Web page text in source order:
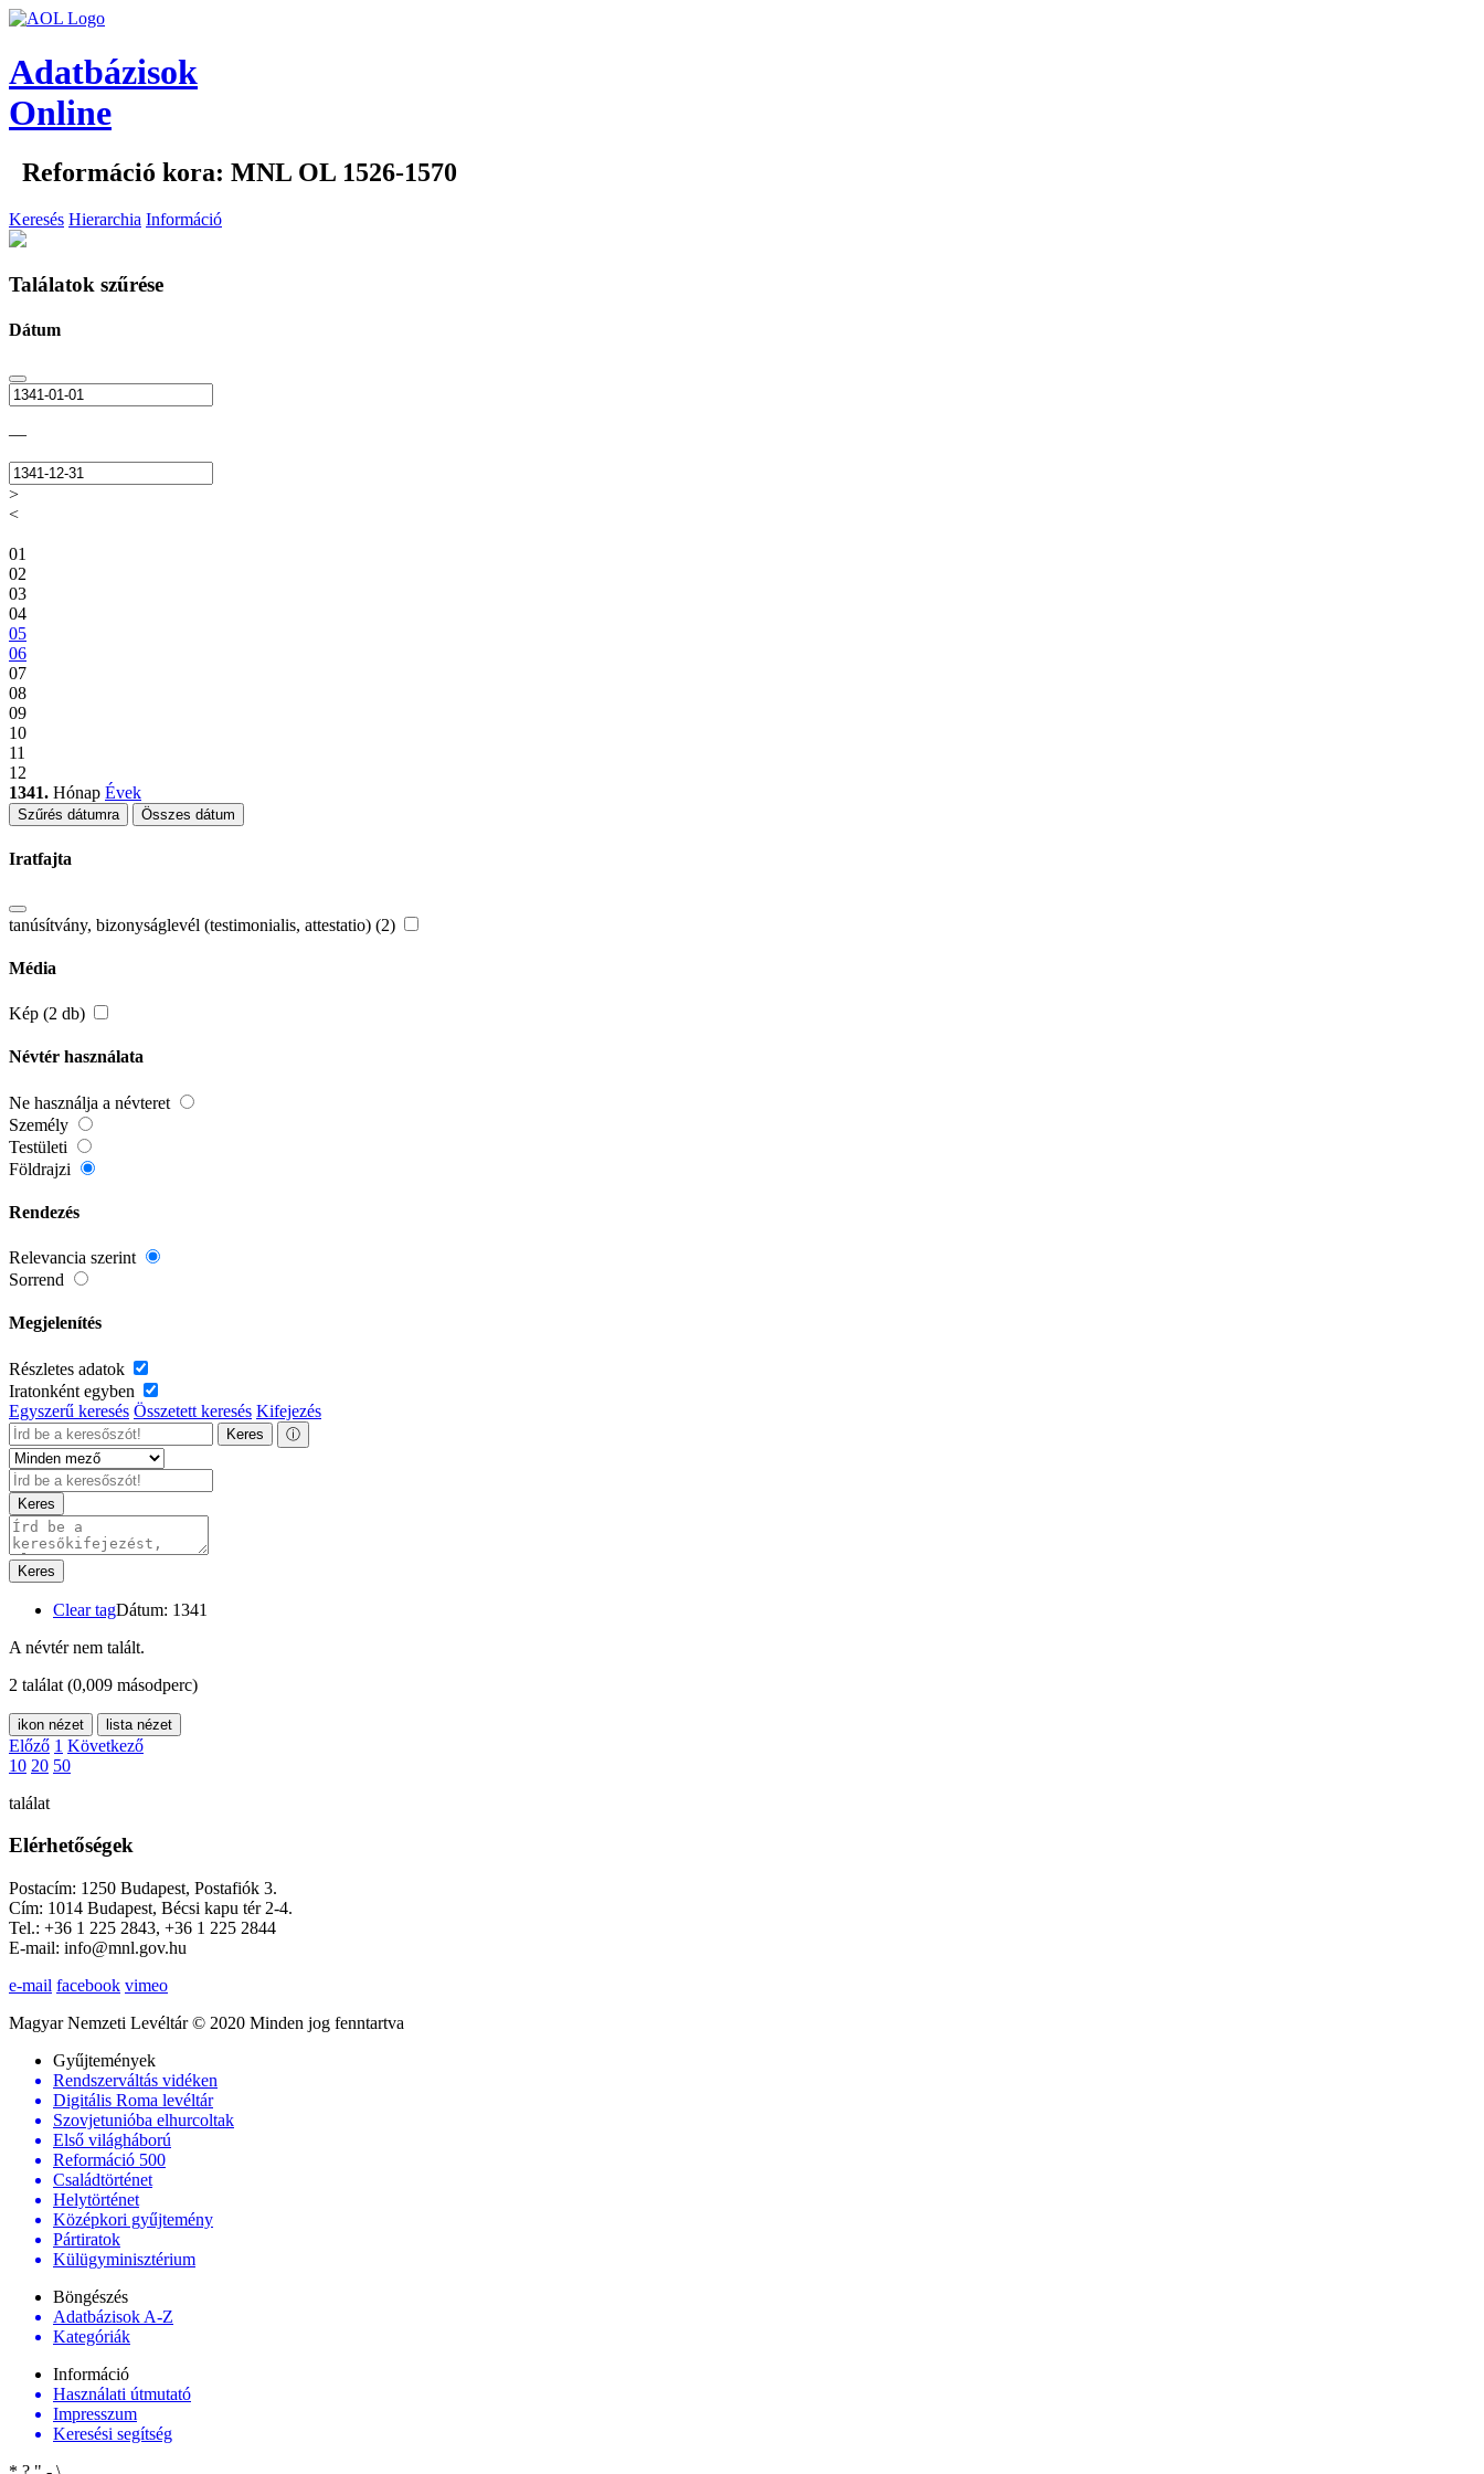
Adatbázisok
Online
Reformáció kora: MNL OL 1526-1570
Keresés Hierarchia Információ
Találatok szűrése
Dátum
—
>
<
01
02
03
04
05
06
07
08
09
10
11
12
1341. Hónap Évek
Szűrés dátumra Összes dátum
Iratfajta
tanúsítvány, bizonyságlevél (testimonialis, attestatio) (2)
Média
Kép (2 db)
Névtér használata
Ne használja a névteret
Személy
Testületi
Földrajzi
Rendezés
Relevancia szerint
Sorrend
Megjelenítés
Részletes adatok
Iratonként egyben
Egyszerű keresés Összetett keresés Kifejezés
Keres ⓘ
Keres
Keres
Clear tagDátum: 1341
A névtér nem talált.
2 találat (0,009 másodperc)
ikon nézet lista nézet
Előző 1 Következő
10 20 50
találat
Elérhetőségek
Postacím: 1250 Budapest, Postafiók 3.
Cím: 1014 Budapest, Bécsi kapu tér 2-4.
Tel.: +36 1 225 2843, +36 1 225 2844
E-mail: info@mnl.gov.hu
e-mail facebook vimeo
Magyar Nemzeti Levéltár © 2020 Minden jog fenntartva
Gyűjtemények
Rendszerváltás vidéken
Digitális Roma levéltár
Szovjetunióba elhurcoltak
Első világháború
Reformáció 500
Családtörténet
Helytörténet
Középkori gyűjtemény
Pártiratok
Külügyminisztérium
Böngészés
Adatbázisok A-Z
Kategóriák
Információ
Használati útmutató
Impresszum
Keresési segítség